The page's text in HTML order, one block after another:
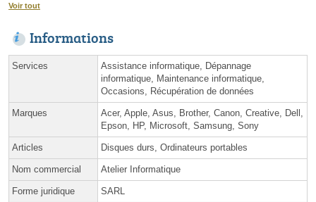
Voir tout
Informations
Services
Assistance informatique, Dépannage
informatique, Maintenance informatique,
Occasions, Récupération de données
Marques
Acer, Apple, Asus, Brother, Canon, Creative, Dell,
Epson, HP, Microsoft, Samsung, Sony
Articles Disques durs, Ordinateurs portables
Nom commercial Atelier Informatique
Forme juridique SARL